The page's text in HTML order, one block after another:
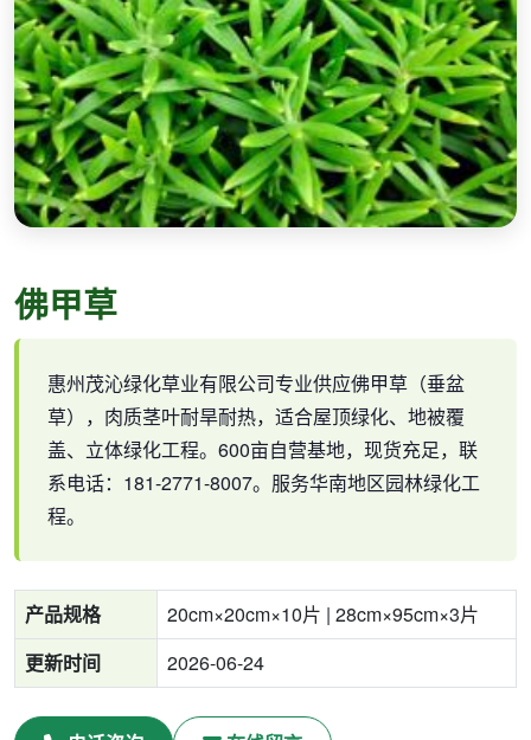
佛甲草
惠州茂沁绿化草业有限公司专业供应佛甲草（垂盆
草），肉质茎叶耐旱耐热，适合屋顶绿化、地被覆
盖、立体绿化工程。600亩自营基地，现货充足，联
系电话：181-2771-8007。服务华南地区园林绿化工
程。
产品规格
20cm×20cm×10片 | 28cm×95cm×3片
更新时间
2026-06-24